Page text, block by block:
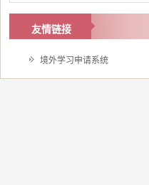
友情链接
境外学习申请系统